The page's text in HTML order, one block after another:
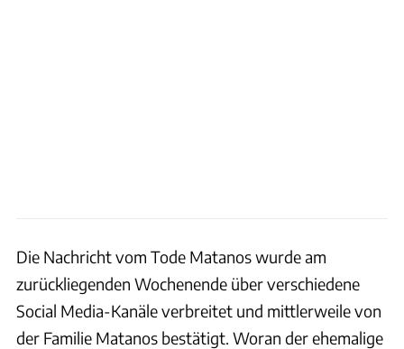
Die Nachricht vom Tode Matanos wurde am
zurückliegenden Wochenende über verschiedene
Social Media-Kanäle verbreitet und mittlerweile von
der Familie Matanos bestätigt. Woran der ehemalige